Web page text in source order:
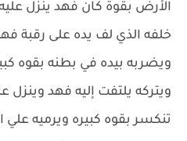
الأرض بقوة كان فهد ينزل
خلفه الذي لف يده على رقبة
ويضربه بيده في بطنه بقوه
ويتركه يلتفت إليه فهد وينزل
تنكسر بقوه كبيره ويرميه علي